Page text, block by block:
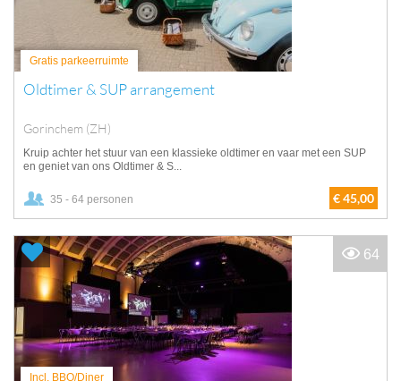
Gratis parkeerruimte
Oldtimer & SUP arrangement
Gorinchem (ZH)
Kruip achter het stuur van een klassieke oldtimer en vaar met een SUP
en geniet van ons Oldtimer & S...
35 - 64 personen € 45,00
Incl. BBQ/Diner
64